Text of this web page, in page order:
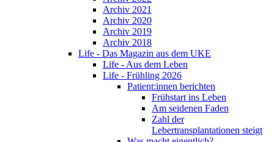
Archiv 2021
Archiv 2020
Archiv 2019
Archiv 2018
Life - Das Magazin aus dem UKE
Life - Aus dem Leben
Life - Frühling 2026
Patient:innen berichten
Frühstart ins Leben
Am seidenen Faden
Zahl der
Lebertransplantationen steigt